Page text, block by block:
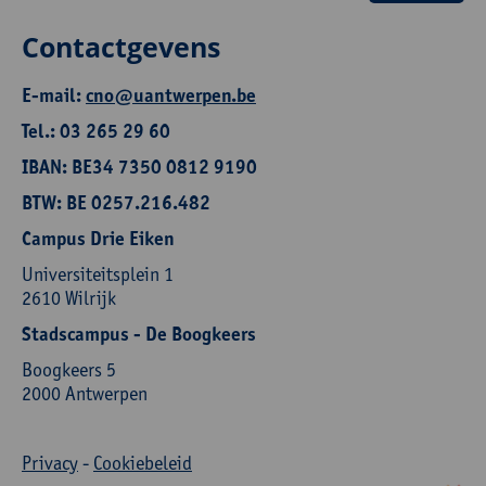
Contactgevens
E-mail:cno@uantwerpen.be
Tel.: 03 265 29 60
IBAN: BE34 7350 0812 9190
BTW: BE 0257.216.482
Campus Drie Eiken
Universiteitsplein 1
2610 Wilrijk
Stadscampus - De Boogkeers
Boogkeers 5
2000 Antwerpen
Privacy- Cookiebeleid